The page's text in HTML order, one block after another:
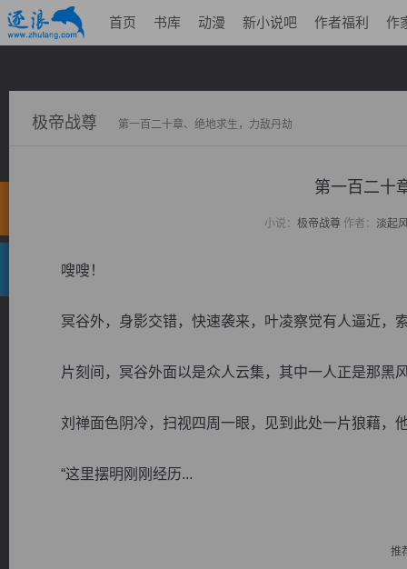
首页 书库 动漫 新小说吧 作者福利 作
极帝战尊 第一百二十章、绝地求生，力敌丹劫
第一百二十
小说： 极帝战尊作者： 淡起
嗖嗖！
冥谷外，身影交错，快速袭来，叶凌察觉有人逼近，
片刻间，冥谷外面以是众人云集，其中一人正是那黑
刘禅面色阴冷，扫视四周一眼，见到此处一片狼藉，
“这里摆明刚刚经历...
推